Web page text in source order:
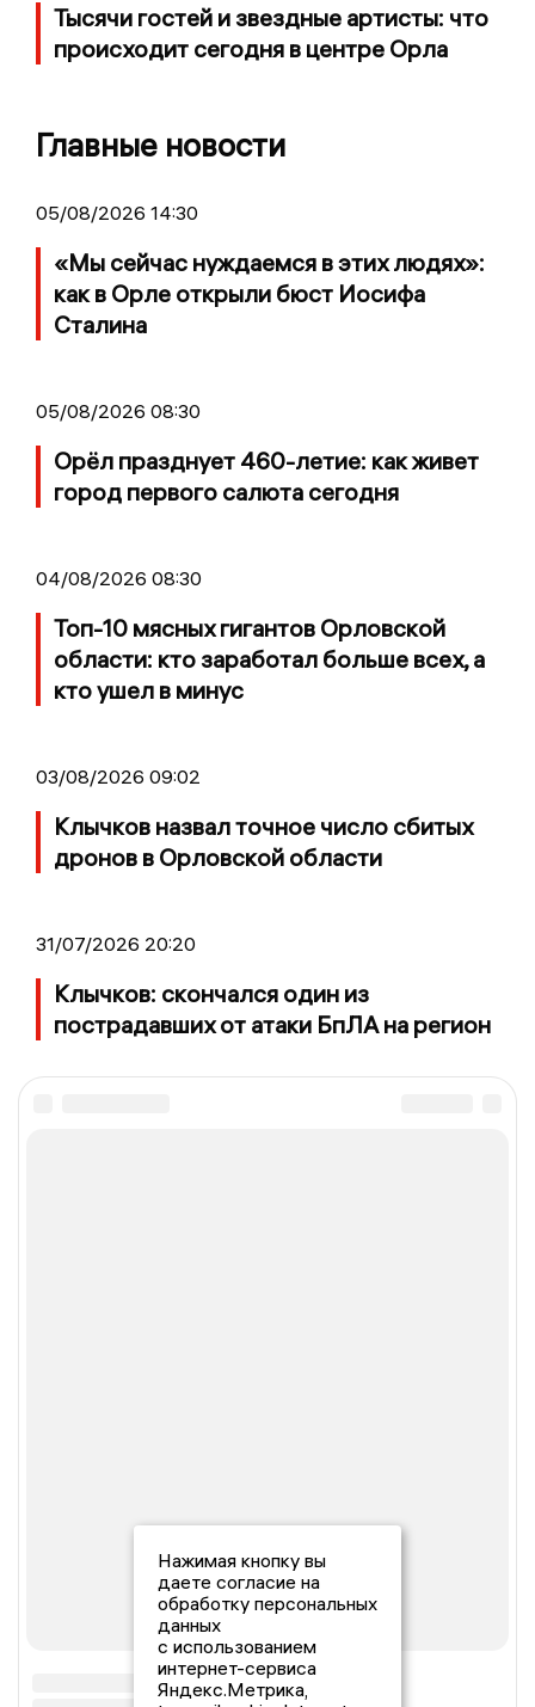
Тысячи гостей и звездные артисты: что
происходит сегодня в центре Орла
Главные новости
05/08/2026 14:30
«Мы сейчас нуждаемся в этих людях»:
как в Орле открыли бюст Иосифа
Сталина
05/08/2026 08:30
Орёл празднует 460-летие: как живет
город первого салюта сегодня
04/08/2026 08:30
Топ-10 мясных гигантов Орловской
области: кто заработал больше всех, а
кто ушел в минус
03/08/2026 09:02
Клычков назвал точное число сбитых
дронов в Орловской области
31/07/2026 20:20
Клычков: скончался один из
пострадавших от атаки БпЛА на регион
Нажимая кнопку вы
даете согласие на
обработку персональных
данных
с использованием
интернет-сервиса
Яндекс.Метрика,